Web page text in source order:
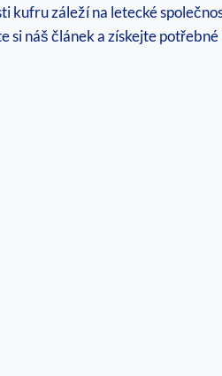
kufru záleží na letecké
náš článek a získejte